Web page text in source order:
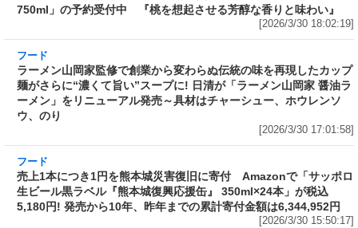
フード
ラーメン山岡家監修で創業から変わらぬ伝統の
味を再現したカップ麺がさらに“濃くて旨い”ス
ン」をリニューアル発売～具材はチャーシュ
ー、ホウレンソウ、のり
[2026/3/30 17:01:58]
売上1本につき1円を熊本城災害復旧に寄付
城復興応援缶』 350ml×24本」が税込5,180円!
発売から10年、昨年までの累計寄付金額は
6,344,952円
[2026/3/30 15:50:17]